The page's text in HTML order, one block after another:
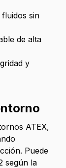
sin
de alta
y
ATEX,
Puede
según la